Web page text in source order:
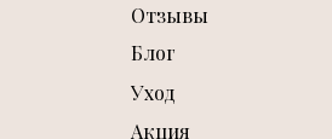
Акция
Отзывы
Блог
Уход